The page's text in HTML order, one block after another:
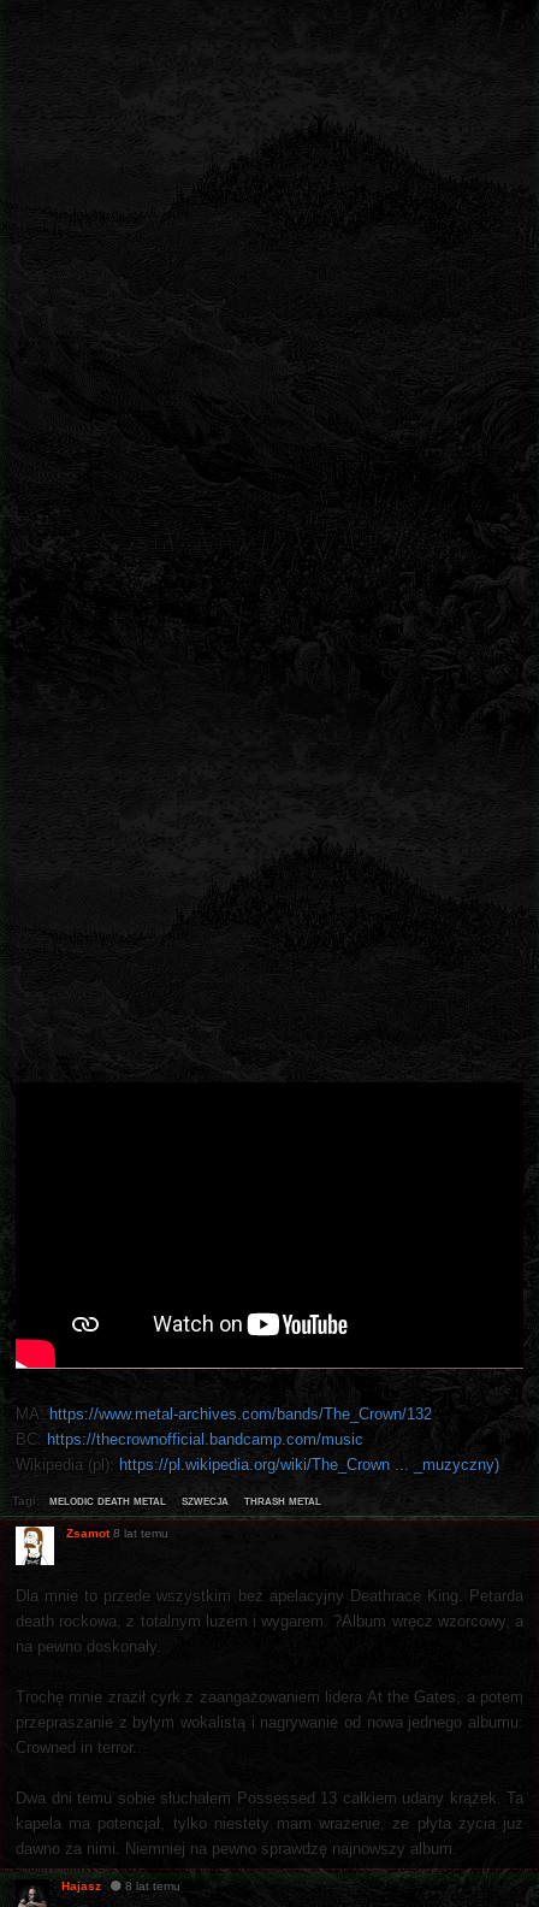
MA: https://www.metal-archives.com/bands/The_Crown/132
BC: https://thecrownofficial.bandcamp.com/music
Wikipedia (pl): https://pl.wikipedia.org/wiki/The_Crown ... _muzyczny)
Tagi: melodic death metal szwecja thrash metal
Zsamot 8 lat temu
Dla mnie to przede wszystkim bez apelacyjny Deathrace King. Petarda
death rockowa, z totalnym luzem i wygarem. ?Album wręcz wzorcowy, a
na pewno doskonały.
Trochę mnie zraził cyrk z zaangażowaniem lidera At the Gates, a potem
przepraszanie z byłym wokalistą i nagrywanie od nowa jednego albumu:
Crowned in terror..
Dwa dni temu sobie słuchałem Possessed 13 całkiem udany krążek. Ta
kapela ma potencjał, tylko niestety mam wrażenie, ze płyta życia już
dawno za nimi. Niemniej na pewno sprawdzę najnowszy album.
Hajasz 8 lat temu